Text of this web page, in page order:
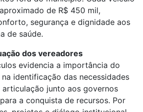
de R$ 450 mil,
segurança e dignidade aos
de saúde.
dos vereadores
evidencia a importância do
identificação das necessidades
junto aos governos
a conquista de recursos. Por